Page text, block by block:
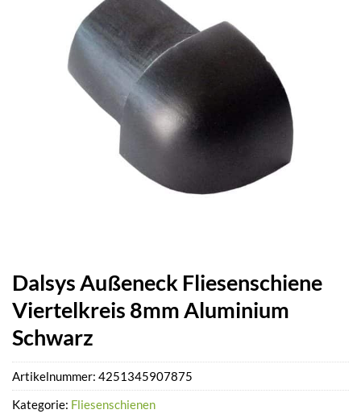
Dalsys Außeneck Fliesenschiene
Viertelkreis 8mm Aluminium
Schwarz
Artikelnummer: 4251345907875
Kategorie: Fliesenschienen